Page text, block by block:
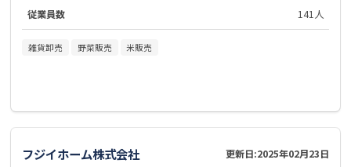
従業員数 141人
雑貨卸売 野菜販売 米販売
フジイホーム株式会社 更新日:2025年02月23日